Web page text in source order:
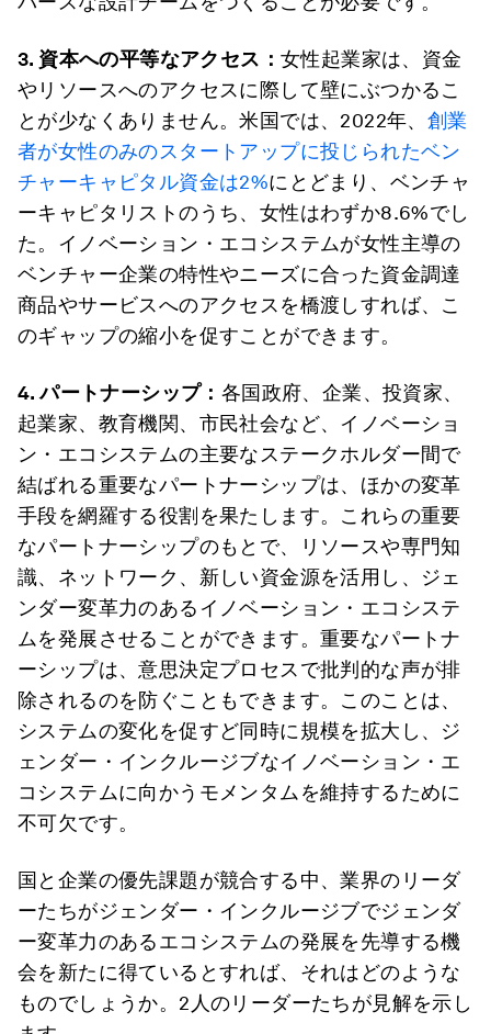
3. 資本への平等なアクセス： 女性起業家は、資金
やリソースへのアクセスに際して壁にぶつかるこ
とが少なくありません。米国では、2022年、 創業
者が女性のみのスタートアップに投じられたベン
チャーキャピタル資金は2%にとどまり、ベンチャ
ーキャピタリストのうち、女性はわずか8.6%でし
た。イノベーション・エコシステムが女性主導の
ベンチャー企業の特性やニーズに合った資金調達
商品やサービスへのアクセスを橋渡しすれば、こ
のギャップの縮小を促すことができます。
4. パートナーシップ： 各国政府、企業、投資家、
起業家、教育機関、市民社会など、イノベーショ
ン・エコシステムの主要なステークホルダー間で
結ばれる重要なパートナーシップは、ほかの変革
手段を網羅する役割を果たします。これらの重要
なパートナーシップのもとで、リソースや専門知
識、ネットワーク、新しい資金源を活用し、ジェ
ンダー変革力のあるイノベーション・エコシステ
ムを発展させることができます。重要なパートナ
ーシップは、意思決定プロセスで批判的な声が排
除されるのを防ぐこともできます。このことは、
システムの変化を促すど同時に規模を拡大し、ジ
ェンダー・インクルージブなイノベーション・エ
コシステムに向かうモメンタムを維持するために
不可欠です。
国と企業の優先課題が競合する中、業界のリーダ
ーたちがジェンダー・インクルージブでジェンダ
ー変革力のあるエコシステムの発展を先導する機
会を新たに得ているとすれば、それはどのような
ものでしょうか。2人のリーダーたちが見解を示し